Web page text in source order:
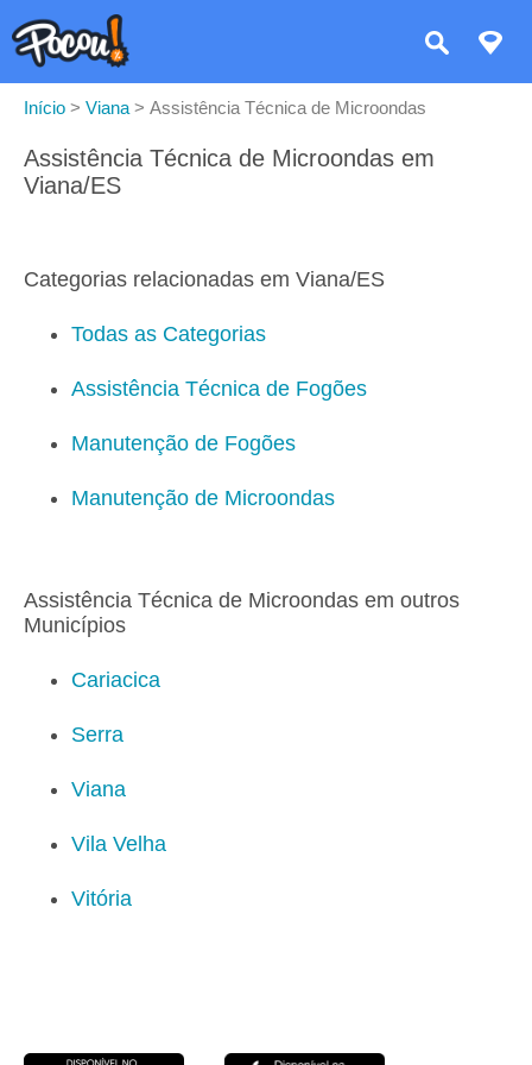
Início > Viana > Assistência Técnica de Microondas
Assistência Técnica de Microondas em
Viana/ES
Categorias relacionadas em Viana/ES
Todas as Categorias
Assistência Técnica de Fogões
Manutenção de Fogões
Manutenção de Microondas
Assistência Técnica de Microondas em outros
Municípios
Cariacica
Serra
Viana
Vila Velha
Vitória